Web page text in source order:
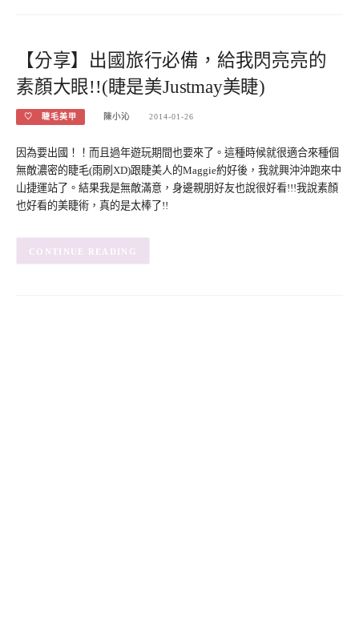
【分享】出國旅行必備，給我閃亮亮的
素顏大眼!!(睫是美Justmay美睫)
♡ 睫毛美甲 陳小沁 2014-01-26
因為要出國！！而且過年遊玩期間也要來了。這種時候就很適合來種個
無敵濃密的睫毛(雨刷XD)跟睫美人的Maggie約好後，我就興沖沖跑來中
山捷運站了。結果我是無敵滿意，身邊親朋好友也說很好看!!!我說素顏
也好看的美睫術，真的是太棒了!!
CONTINUE READING